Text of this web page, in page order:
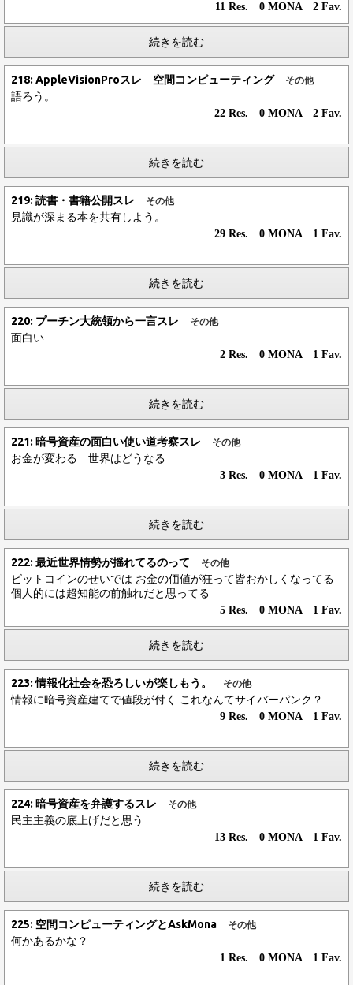
11 Res. 0 MONA 2 Fav.
続きを読む
218: AppleVisionProスレ 空間コンピューティング その他
語ろう。
22 Res. 0 MONA 2 Fav.
続きを読む
219: 読書・書籍公開スレ その他
見識が深まる本を共有しよう。
29 Res. 0 MONA 1 Fav.
続きを読む
220: プーチン大統領から一言スレ その他
面白い
2 Res. 0 MONA 1 Fav.
続きを読む
221: 暗号資産の面白い使い道考察スレ その他
お金が変わる 世界はどうなる
3 Res. 0 MONA 1 Fav.
続きを読む
222: 最近世界情勢が揺れてるのって その他
ビットコインのせいでは お金の価値が狂って皆おかしくなってる
個人的には超知能の前触れだと思ってる
5 Res. 0 MONA 1 Fav.
続きを読む
223: 情報化社会を恐ろしいが楽しもう。 その他
情報に暗号資産建てで値段が付く これなんてサイバーパンク？
9 Res. 0 MONA 1 Fav.
続きを読む
224: 暗号資産を弁護するスレ その他
民主主義の底上げだと思う
13 Res. 0 MONA 1 Fav.
続きを読む
225: 空間コンピューティングとAskMona その他
何かあるかな？
1 Res. 0 MONA 1 Fav.